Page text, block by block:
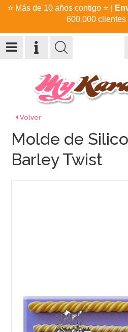
⭐ Más de 10 años contigo ⭐
600.000 clientes
Volver
Molde de
Barley Twist